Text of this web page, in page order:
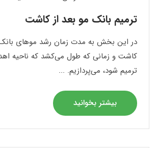
ترمیم بانک مو بعد از کاشت
در این بخش به مدت زمان رشد موهای
کاشت و زمانی که طول می‌کشد که ناحیه
ترمیم شود، می‌پردازیم. ...
بیشتر بخوانید